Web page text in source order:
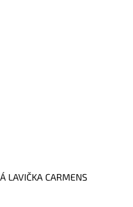
LAVIČKA CARMENS